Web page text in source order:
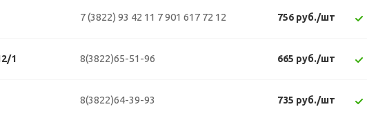
7 (3822) 93 42 11 7 901 617 72 12 756 руб./шт
1 8(3822)65-51-96 665 руб./шт
8(3822)64-39-93 735 руб./шт